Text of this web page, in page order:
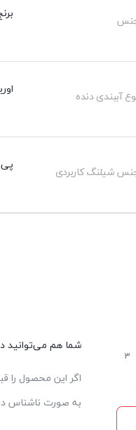
آببندی دنده
شیلنگ کاربردی پی
3
شما هم می‌توانید
اگر این محصول را
به صورت ناشناس